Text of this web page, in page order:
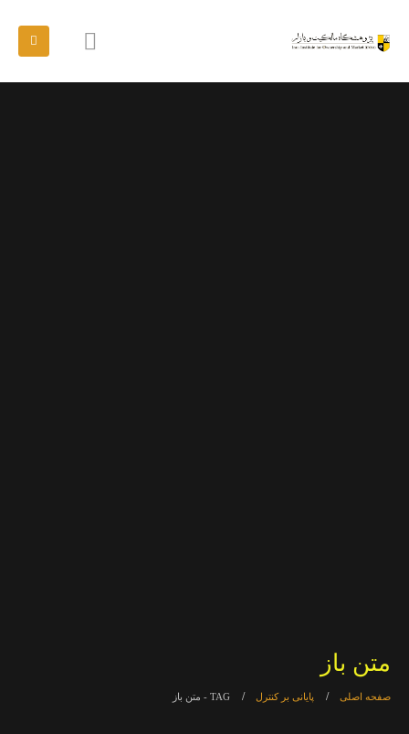
متن باز
صفحه اصلی پایانی بر کنترل TAG - متن باز